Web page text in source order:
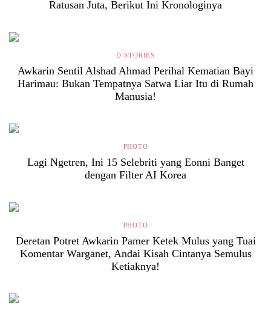
Ratusan Juta, Berikut Ini Kronologinya
D-STORIES
Awkarin Sentil Alshad Ahmad Perihal Kematian Bayi
Harimau: Bukan Tempatnya Satwa Liar Itu di Rumah
Manusia!
PHOTO
Lagi Ngetren, Ini 15 Selebriti yang Eonni Banget
dengan Filter AI Korea
PHOTO
Deretan Potret Awkarin Pamer Ketek Mulus yang Tuai
Komentar Warganet, Andai Kisah Cintanya Semulus
Ketiaknya!